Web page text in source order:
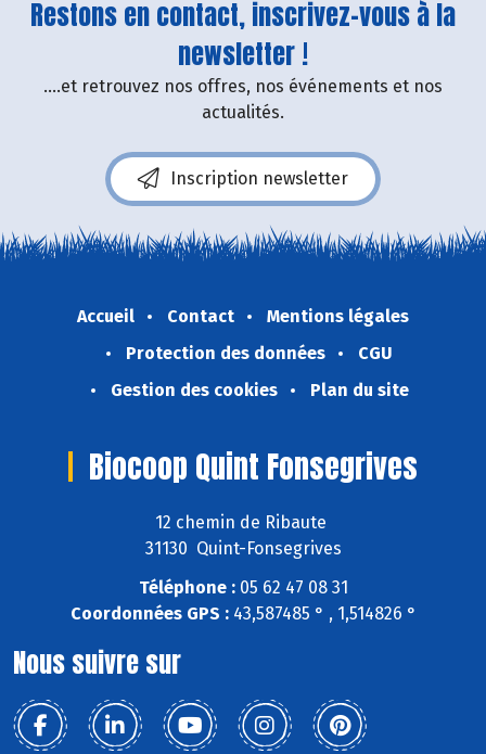
Restons en contact, inscrivez-vous à la
newsletter !
....et retrouvez nos offres, nos événements et nos
actualités.
Inscription newsletter
Accueil Contact
Mentions légales
Protection des données
CGU
Gestion des cookies
Plan du site
Biocoop Quint Fonsegrives
12 chemin de Ribaute
31130 Quint-Fonsegrives
Téléphone :05 62 47 08 31
Coordonnées GPS :43,587485 ° , 1,514826 °
Nous suivre sur